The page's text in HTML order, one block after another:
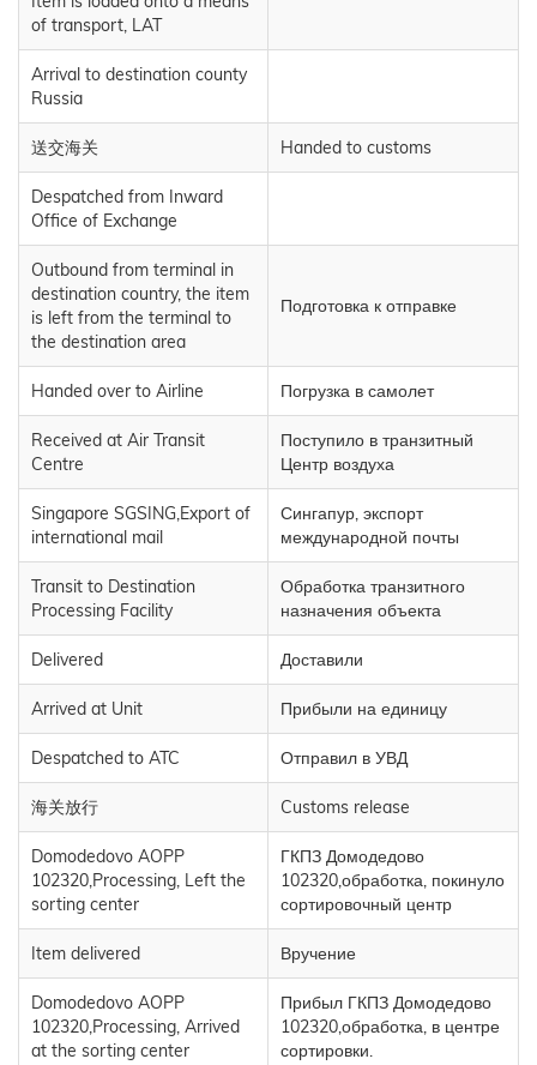
of transport, LAT
Arrival to destination county
Russia
送交海关 Handed to customs
Despatched from Inward
Office of Exchange
Outbound from terminal in
destination country, the item
is left from the terminal to
the destination area
Подготовка к отправке
Handed over to Airline Погрузка в самолет
Received at Air Transit
Centre
Поступило в транзитный
Центр воздуха
Singapore SGSING,Export of
international mail
Сингапур, экспорт
международной почты
Transit to Destination
Processing Facility
Обработка транзитного
назначения объекта
Delivered Доставили
Arrived at Unit Прибыли на единицу
Despatched to ATC Отправил в УВД
海关放行 Customs release
Domodedovo AOPP
102320,Processing, Left the
sorting center
ГКПЗ Домодедово
102320,обработка, покинуло
сортировочный центр
Item delivered Вручение
Domodedovo AOPP
102320,Processing, Arrived
at the sorting center
Прибыл ГКПЗ Домодедово
102320,обработка, в центре
сортировки.